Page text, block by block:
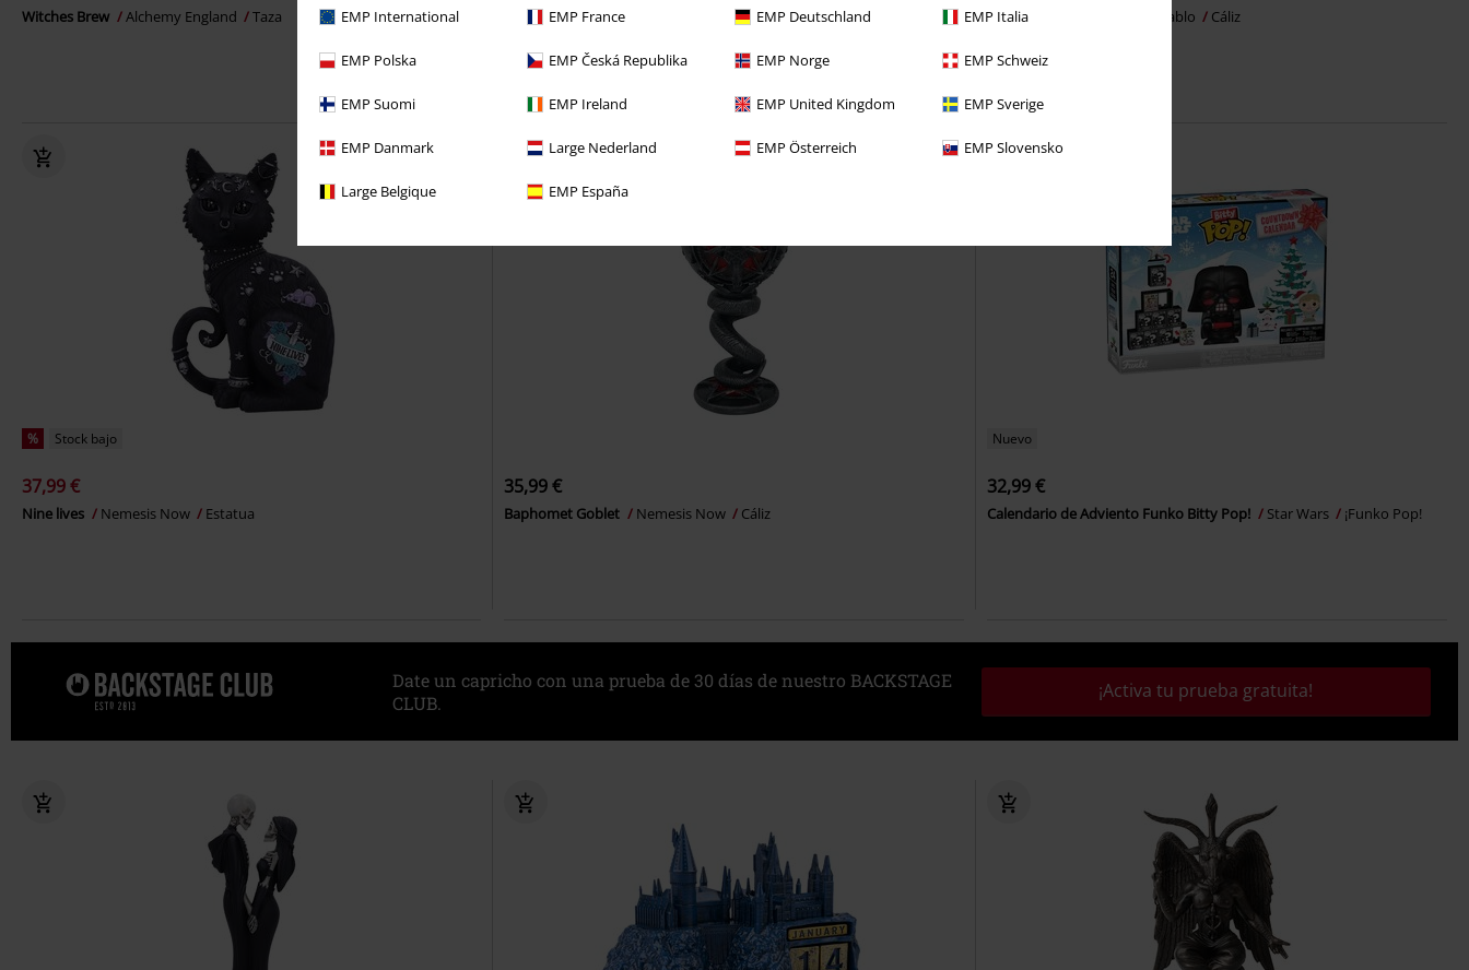
EMP International EMP France EMP Deutschland EMP Italia
EMP Polska EMP Česká Republika EMP Norge EMP Schweiz
EMP Suomi EMP Ireland EMP United Kingdom EMP Sverige
EMP Danmark Large Nederland EMP Österreich EMP Slovensko
Large Belgique EMP España
Witches Brew Alchemy England Taza Figura de Stitch & Angel con luz Lilo & Stitch
Artículos De
Nemesis Now - 4 - Lilith Diablo Cáliz
% Stock bajo
37,99 €
Nine lives Nemesis Now Estatua
35,99 €
Baphomet Goblet Nemesis Now Cáliz
Nuevo
32,99 €
Calendario de Adviento Funko Bitty Pop! Star Wars ¡Funko Pop!
Date un capricho con una prueba de 30 días de nuestro BACKSTAGE
CLUB.
¡Activa tu prueba gratuita!